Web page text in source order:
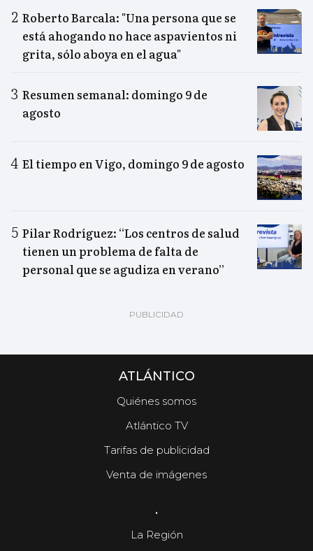
Roberto Barcala: "Una persona que se
está ahogando no hace aspavientos ni
grita, sólo aboya en el agua"
Resumen semanal: domingo 9 de
agosto
El tiempo en Vigo, domingo 9 de agosto
Pilar Rodríguez: “Los centros de salud
tienen un problema de falta de
personal que se agudiza en verano”
ATLÁNTICO
Quiénes somos
Atlántico TV
Tarifas de publicidad
Venta de imágenes
.
La Región